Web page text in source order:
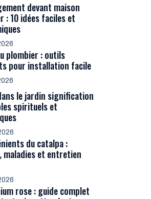
devant maison
: 10 idées faciles et
plombier : outils
pour installation facile
le jardin signification
spirituels et
du catalpa :
maladies et entretien
rose : guide complet